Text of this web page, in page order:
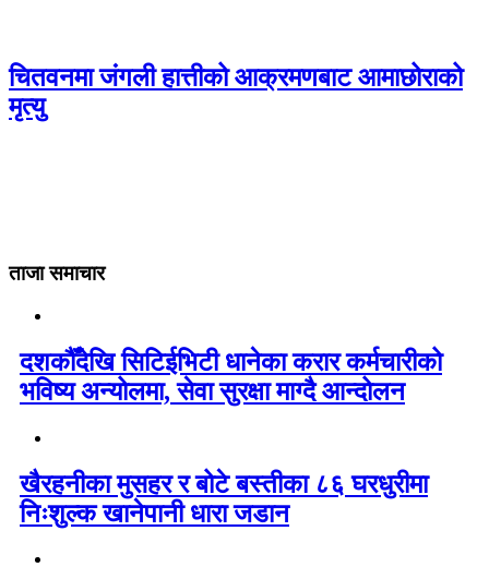
चितवनमा जंगली हात्तीको आक्रमणबाट आमाछोराको
मृत्यु
ताजा समाचार
दशकौँदेखि सिटिईभिटी धानेका करार कर्मचारीको
भविष्य अन्योलमा, सेवा सुरक्षा माग्दै आन्दोलन
खैरहनीका मुसहर र बोटे बस्तीका ८६ घरधुरीमा
निःशुल्क खानेपानी धारा जडान